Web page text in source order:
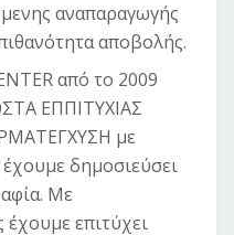
αναπαραγωγής
αποβολής.
από το 2009
ΕΠΠΙΤΥΧΙΑΣ
με
δημοσιεύσει
Με
επιτύχει